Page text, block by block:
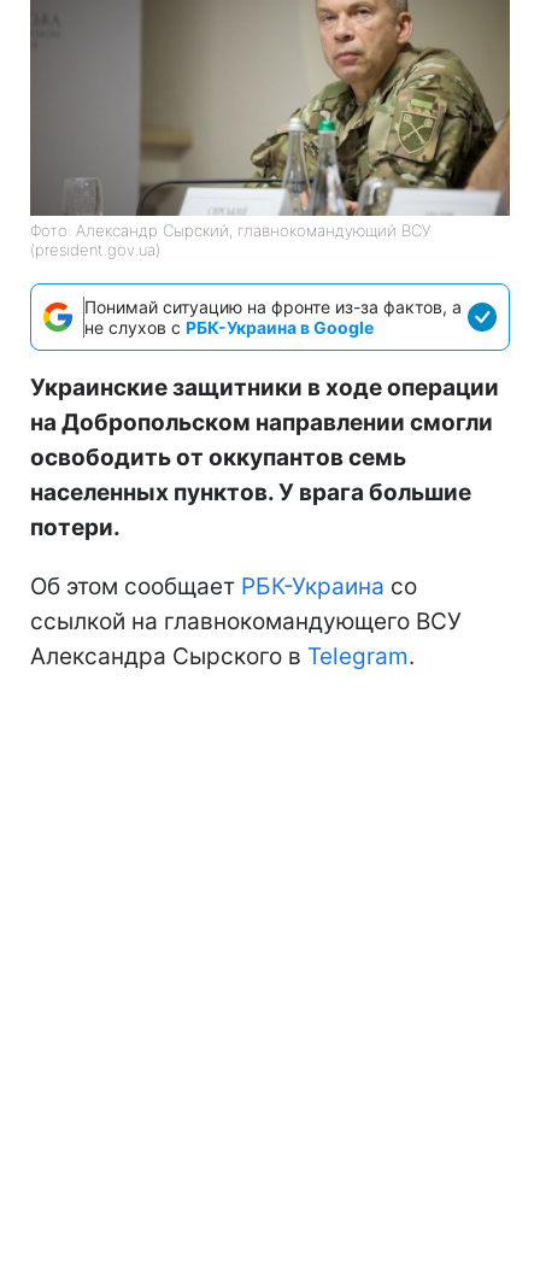
Фото: Александр Сырский, главнокомандующий ВСУ
(president.gov.ua)
Понимай ситуацию на фронте из-за фактов, а
не слухов с РБК-Украина в Google
Украинские защитники в ходе операции
на Добропольском направлении смогли
освободить от оккупантов семь
населенных пунктов. У врага большие
потери.
Об этом сообщает РБК-Украина со
ссылкой на главнокомандующего ВСУ
Александра Сырского в Telegram.